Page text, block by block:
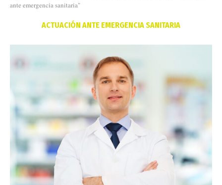
ante emergencia sanitaria"
ACTUACIÓN ANTE EMERGENCIA SANITARIA